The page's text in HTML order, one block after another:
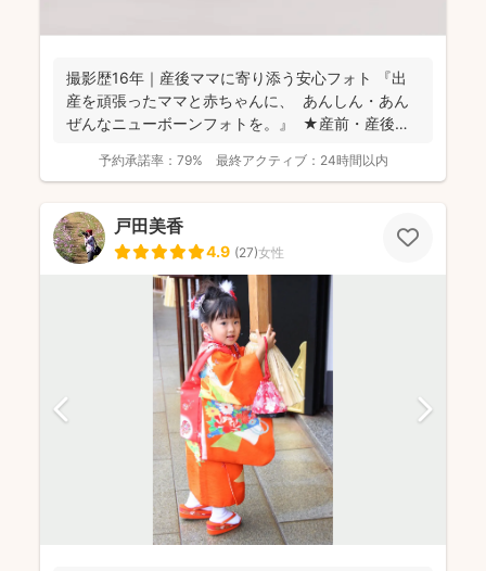
撮影歴16年｜産後ママに寄り添う安心フォト 『出
産を頑張ったママと赤ちゃんに、 あんしん・あん
ぜんなニューボーンフォトを。』 ★産前・産後
予約承諾率： 79% 最終アクティブ： 24時間以内
戸田美香
4.9 (27)女性